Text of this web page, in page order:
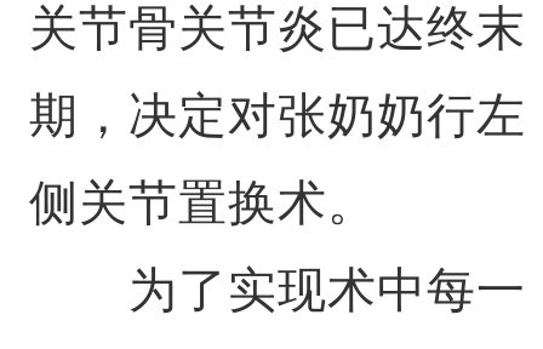
关节骨关节炎已达终末
期，决定对张奶奶行左
侧关节置换术。
为了实现术中每一